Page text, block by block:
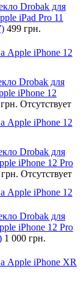
Drobak для
iPad Pro 11
499 грн.
Apple iPhone 12
Drobak для
iPhone 12
Отсутствует
Apple iPhone 12
Drobak для
iPhone 12 Pro
Отсутствует
Apple iPhone 12
Drobak для
iPhone 12 Pro
1 000 грн.
Apple iPhone XR